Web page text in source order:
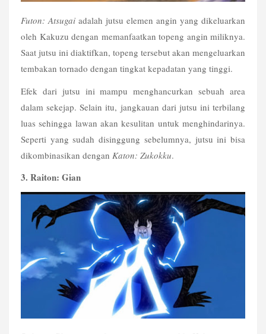
Futon: Atsugai adalah jutsu elemen angin yang dikeluarkan
oleh Kakuzu dengan memanfaatkan topeng angin miliknya.
Saat jutsu ini diaktifkan, topeng tersebut akan mengeluarkan
tembakan tornado dengan tingkat kepadatan yang tinggi.
Efek dari jutsu ini mampu menghancurkan sebuah area
dalam sekejap. Selain itu, jangkauan dari jutsu ini terbilang
luas sehingga lawan akan kesulitan untuk menghindarinya.
Seperti yang sudah disinggung sebelumnya, jutsu ini bisa
dikombinasikan dengan Katon: Zukokku.
3. Raiton: Gian